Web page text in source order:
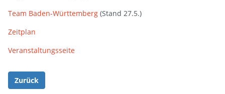
Team Baden-Württemberg (Stand 27.5.)
Zeitplan
Veranstaltungsseite
Zurück